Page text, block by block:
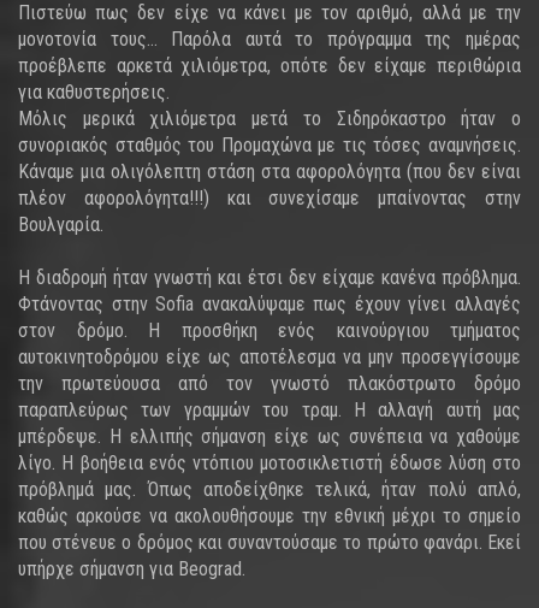
Πιστεύω πως δεν είχε να κάνει με τον αριθμό, αλλά με την
μονοτονία τους… Παρόλα αυτά το πρόγραμμα της ημέρας
προέβλεπε αρκετά χιλιόμετρα, οπότε δεν είχαμε περιθώρια
για καθυστερήσεις.
Μόλις μερικά χιλιόμετρα μετά το Σιδηρόκαστρο ήταν ο
συνοριακός σταθμός του Προμαχώνα με τις τόσες αναμνήσεις.
Κάναμε μια ολιγόλεπτη στάση στα αφορολόγητα (που δεν είναι
πλέον αφορολόγητα!!!) και συνεχίσαμε μπαίνοντας στην
Βουλγαρία.
Η διαδρομή ήταν γνωστή και έτσι δεν είχαμε κανένα πρόβλημα.
Φτάνοντας στην Sofia ανακαλύψαμε πως έχουν γίνει αλλαγές
στον δρόμο. Η προσθήκη ενός καινούργιου τμήματος
αυτοκινητοδρόμου είχε ως αποτέλεσμα να μην προσεγγίσουμε
την πρωτεύουσα από τον γνωστό πλακόστρωτο δρόμο
παραπλεύρως των γραμμών του τραμ. Η αλλαγή αυτή μας
μπέρδεψε. Η ελλιπής σήμανση είχε ως συνέπεια να χαθούμε
λίγο. Η βοήθεια ενός ντόπιου μοτοσικλετιστή έδωσε λύση στο
πρόβλημά μας. Όπως αποδείχθηκε τελικά, ήταν πολύ απλό,
καθώς αρκούσε να ακολουθήσουμε την εθνική μέχρι το σημείο
που στένευε ο δρόμος και συναντούσαμε το πρώτο φανάρι. Εκεί
υπήρχε σήμανση για Beograd.